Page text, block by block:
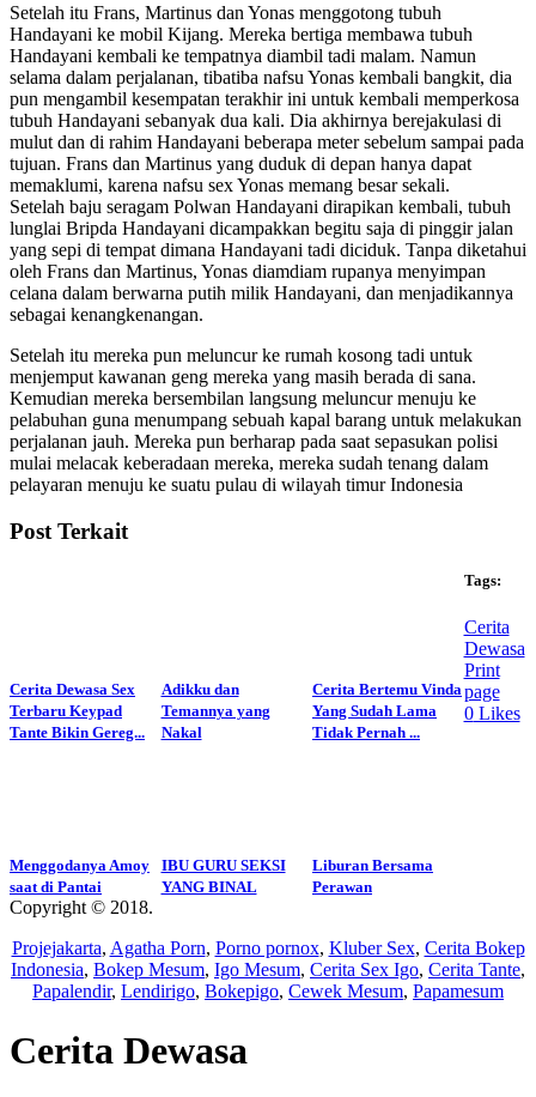
Setelah itu Frans, Martinus dan Yonas menggotong tubuh
Handayani ke mobil Kijang. Mereka bertiga membawa tubuh
Handayani kembali ke tempatnya diambil tadi malam. Namun
selama dalam perjalanan, tibatiba nafsu Yonas kembali bangkit, dia
pun mengambil kesempatan terakhir ini untuk kembali memperkosa
tubuh Handayani sebanyak dua kali. Dia akhirnya berejakulasi di
mulut dan di rahim Handayani beberapa meter sebelum sampai pada
tujuan. Frans dan Martinus yang duduk di depan hanya dapat
memaklumi, karena nafsu sex Yonas memang besar sekali.
Setelah baju seragam Polwan Handayani dirapikan kembali, tubuh
lunglai Bripda Handayani dicampakkan begitu saja di pinggir jalan
yang sepi di tempat dimana Handayani tadi diciduk. Tanpa diketahui
oleh Frans dan Martinus, Yonas diamdiam rupanya menyimpan
celana dalam berwarna putih milik Handayani, dan menjadikannya
sebagai kenangkenangan.
Setelah itu mereka pun meluncur ke rumah kosong tadi untuk
menjemput kawanan geng mereka yang masih berada di sana.
Kemudian mereka bersembilan langsung meluncur menuju ke
pelabuhan guna menumpang sebuah kapal barang untuk melakukan
perjalanan jauh. Mereka pun berharap pada saat sepasukan polisi
mulai melacak keberadaan mereka, mereka sudah tenang dalam
pelayaran menuju ke suatu pulau di wilayah timur Indonesia
Post Terkait
Cerita Dewasa Sex
Terbaru Keypad
Tante Bikin Gereg...
Adikku dan
Temannya yang
Nakal
Cerita Bertemu Vinda
Yang Sudah Lama
Tidak Pernah ...
Menggodanya Amoy
saat di Pantai
IBU GURU SEKSI
YANG BINAL
Liburan Bersama
Perawan
Tags:
Cerita
Dewasa
Print
page
0Likes
Copyright © 2018.
Projejakarta, Agatha Porn, Porno pornox, Kluber Sex, Cerita Bokep
Indonesia, Bokep Mesum, Igo Mesum, Cerita Sex Igo, Cerita Tante,
Papalendir, Lendirigo, Bokepigo, Cewek Mesum, Papamesum
Cerita Dewasa